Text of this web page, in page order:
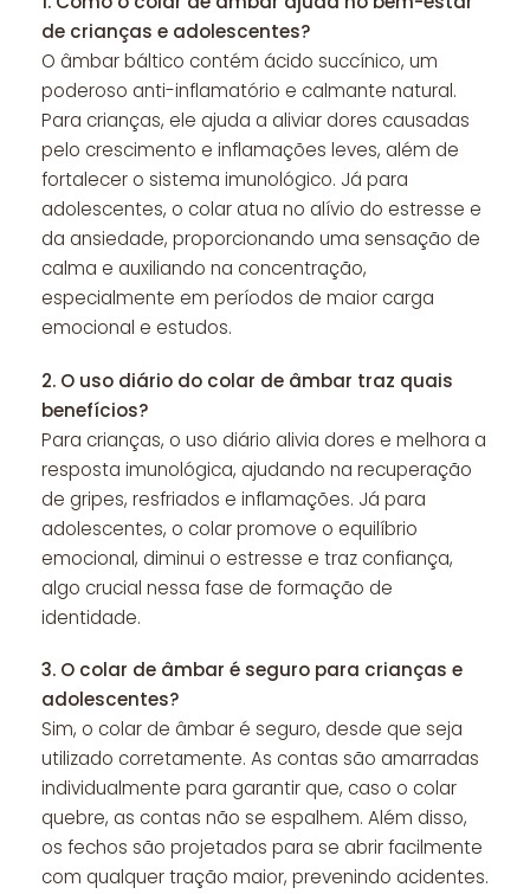
de crianças e adolescentes?
O âmbar báltico contém ácido succínico, um
poderoso anti-inflamatório e calmante natural.
Para crianças, ele ajuda a aliviar dores causadas
pelo crescimento e inflamações leves, além de
fortalecer o sistema imunológico. Já para
adolescentes, o colar atua no alívio do estresse e
da ansiedade, proporcionando uma sensação de
calma e auxiliando na concentração,
especialmente em períodos de maior carga
emocional e estudos.
2. O uso diário do colar de âmbar traz quais
benefícios?
Para crianças, o uso diário alivia dores e melhora a
resposta imunológica, ajudando na recuperação
de gripes, resfriados e inflamações. Já para
adolescentes, o colar promove o equilíbrio
emocional, diminui o estresse e traz confiança,
algo crucial nessa fase de formação de
identidade.
3. O colar de âmbar é seguro para crianças e
adolescentes?
Sim, o colar de âmbar é seguro, desde que seja
utilizado corretamente. As contas são amarradas
individualmente para garantir que, caso o colar
quebre, as contas não se espalhem. Além disso,
os fechos são projetados para se abrir facilmente
com qualquer tração maior, prevenindo acidentes.